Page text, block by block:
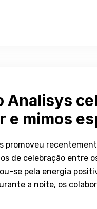
Analisys
e mimos
promoveu
de celebração entre
se pela energia
a noite, os